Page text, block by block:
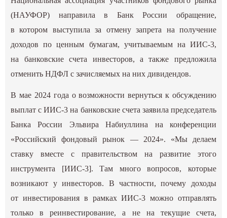
(НАУФОР) направила в Банк России обращение,
в котором выступила за отмену запрета на получение
доходов по ценным бумагам, учитываемым на ИИС-3,
на банковские счета инвесторов, а также предложила
отменить НДФЛ с зачисляемых на них дивидендов.
В мае 2024 года о возможности вернуться к обсуждению
выплат с ИИС-3 на банковские счета заявила председатель
Банка России Эльвира Набиуллина на конференции
«Российский фондовый рынок — 2024». «Мы делаем
ставку вместе с правительством на развитие этого
инструмента [ИИС-3]. Там много вопросов, которые
возникают у инвесторов. В частности, почему доходы
от инвестирования в рамках ИИС-3 можно отправлять
только в реинвестирование, а не на текущие счета,